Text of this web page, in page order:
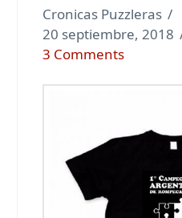
Cronicas Puzzleras
20 septiembre, 2018
3 Comments